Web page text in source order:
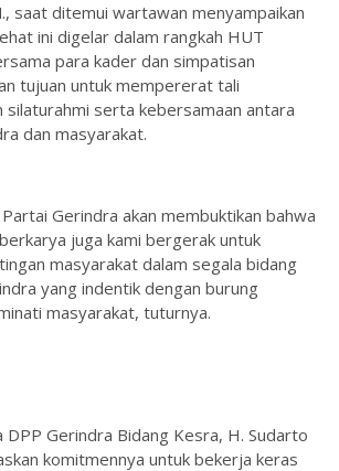
saat ditemui wartawan menyampaikan
ini digelar dalam rangkah HUT
para kader dan simpatisan
tujuan untuk mempererat tali
silaturahmi serta kebersamaan antara
dan masyarakat.
Gerindra akan membuktikan bahwa
juga kami bergerak untuk
masyarakat dalam segala bidang
yang indentik dengan burung
masyarakat, tuturnya.
Gerindra Bidang Kesra, H. Sudarto
komitmennya untuk bekerja keras